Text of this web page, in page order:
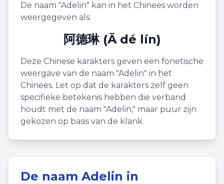
De naam "Adelin" kan in het Chinees worden
weergegeven als:
阿德琳 (Ā dé lín)
Deze Chinese karakters geven een fonetische
weergave van de naam "Adelin" in het
Chinees. Let op dat de karakters zelf geen
specifieke betekenis hebben die verband
houdt met de naam "Adelin," maar puur zijn
gekozen op basis van de klank.
De naam Adelin in